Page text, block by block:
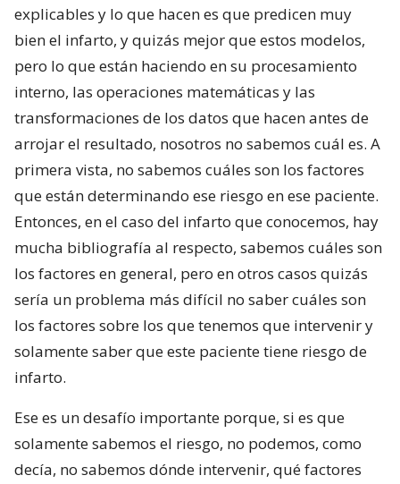
explicables y lo que hacen es que predicen muy
bien el infarto, y quizás mejor que estos modelos,
pero lo que están haciendo en su procesamiento
interno, las operaciones matemáticas y las
transformaciones de los datos que hacen antes de
arrojar el resultado, nosotros no sabemos cuál es. A
primera vista, no sabemos cuáles son los factores
que están determinando ese riesgo en ese paciente.
Entonces, en el caso del infarto que conocemos, hay
mucha bibliografía al respecto, sabemos cuáles son
los factores en general, pero en otros casos quizás
sería un problema más difícil no saber cuáles son
los factores sobre los que tenemos que intervenir y
solamente saber que este paciente tiene riesgo de
infarto.
Ese es un desafío importante porque, si es que
solamente sabemos el riesgo, no podemos, como
decía, no sabemos dónde intervenir, qué factores